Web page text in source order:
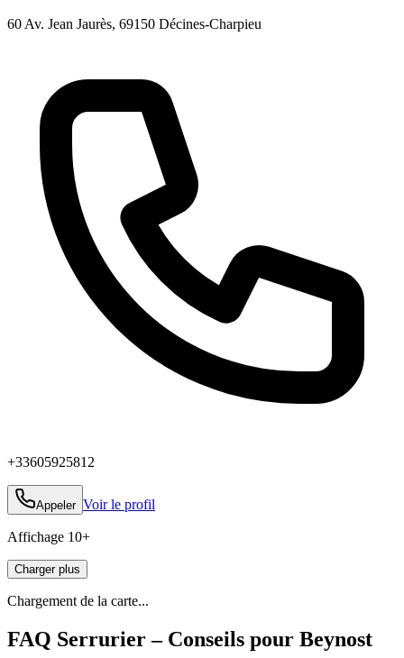
60 Av. Jean Jaurès, 69150 Décines-Charpieu
+33605925812
Appeler Voir le profil
Affichage 10+
Charger plus
Chargement de la carte...
FAQ Serrurier – Conseils pour Beynost